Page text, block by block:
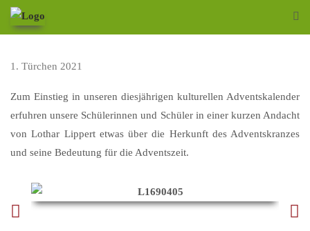
1. Türchen 2021
Zum Einstieg in unseren diesjährigen kulturellen Adventskalender
erfuhren unsere Schülerinnen und Schüler in einer kurzen Andacht
von Lothar Lippert etwas über die Herkunft des Adventskranzes
und seine Bedeutung für die Adventszeit.